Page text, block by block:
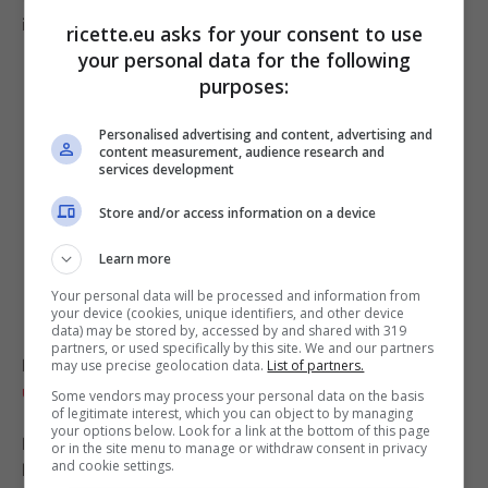
in questo caso sarà così.
LEGGI ANCHE >>Pane secco, prosciutto e formaggio:
una delizia da leccarsi i baffi, cena pronta in 5 minuti!
Per non far germogliare le cipolle le nonne utilizzavano
la cenere ricavata dalla legna in combustione. Di fatti,
ricette.eu asks for your consent to use
your personal data for the following
purposes:
Personalised advertising and content, advertising and
content measurement, audience research and
services development
Store and/or access information on a device
Learn more
Your personal data will be processed and information from
your device (cookies, unique identifiers, and other device
data) may be stored by, accessed by and shared with 319
partners, or used specifically by this site. We and our partners
may use precise geolocation data. List of partners.
Some vendors may process your personal data on the basis
of legitimate interest, which you can object to by managing
your options below. Look for a link at the bottom of this page
or in the site menu to manage or withdraw consent in privacy
and cookie settings.